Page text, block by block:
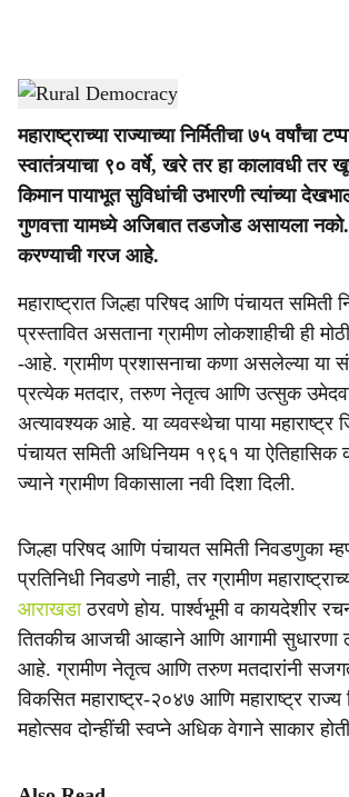
a
r
e
Rural Democracy-Agrowon
महाराष्ट्राच्या राज्याच्या निर्मितीचा ७५ वर्षांचा
स्वातंत्र्याचा ९० वर्षे, खरे तर हा कालावधी तर
किमान पायाभूत सुविधांची उभारणी त्यांच्या
गुणवत्ता यामध्ये अजिबात तडजोड असायला
करण्याची गरज आहे.
महाराष्ट्रात जिल्हा परिषद आणि पंचायत समिती
प्रस्तावित असताना ग्रामीण लोकशाहीची ही मोठी
-आहे. ग्रामीण प्रशासनाचा कणा असलेल्या या
प्रत्येक मतदार, तरुण नेतृत्व आणि उत्सुक
अत्यावश्यक आहे. या व्यवस्थेचा पाया महाराष्ट्र
पंचायत समिती अधिनियम १९६१ या ऐतिहासिक
ज्याने ग्रामीण विकासाला नवी दिशा दिली.
जिल्हा परिषद आणि पंचायत समिती निवडणुका
प्रतिनिधी निवडणे नाही, तर ग्रामीण
आराखडाठरवणे होय. पार्श्वभूमी व कायदेशीर
तितकीच आजची आव्हाने आणि आगामी सुधारणा
आहे. ग्रामीण नेतृत्व आणि तरुण मतदारांनी
विकसित महाराष्ट्र-२०४७ आणि महाराष्ट्र राज्य
महोत्सव दोन्हींची स्वप्ने अधिक वेगाने साकार